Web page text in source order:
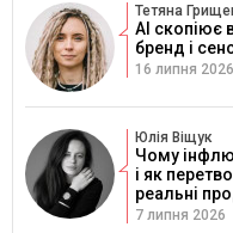
Тетяна
AI скопіює
бренд і
16 липня 2026
Юлія Віщук
Чому
і як
реальні
7 липня 2026